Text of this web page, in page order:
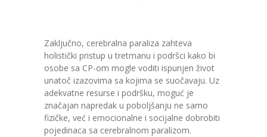
Zaključno, cerebralna paraliza zahteva
holistički pristup u tretmanu i podršci kako bi
osobe sa CP-om mogle voditi ispunjen život
unatoč izazovima sa kojima se suočavaju. Uz
adekvatne resurse i podršku, moguć je
značajan napredak u poboljšanju ne samo
fizičke, već i emocionalne i socijalne dobrobiti
pojedinaca sa cerebralnom paralizom.